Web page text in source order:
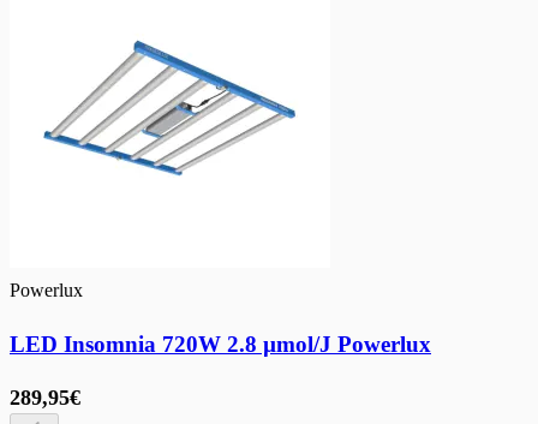
Powerlux
LED Insomnia 720W 2.8 µmol/J Powerlux
289,95€